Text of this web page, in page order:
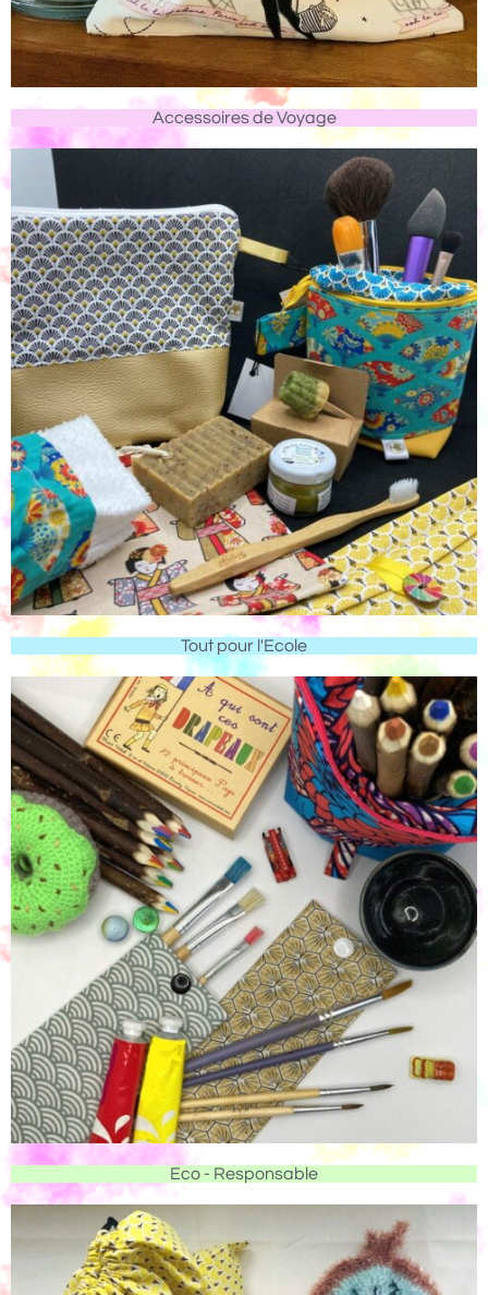
Accessoires de Voyage
Tout pour l'Ecole
Eco - Responsable